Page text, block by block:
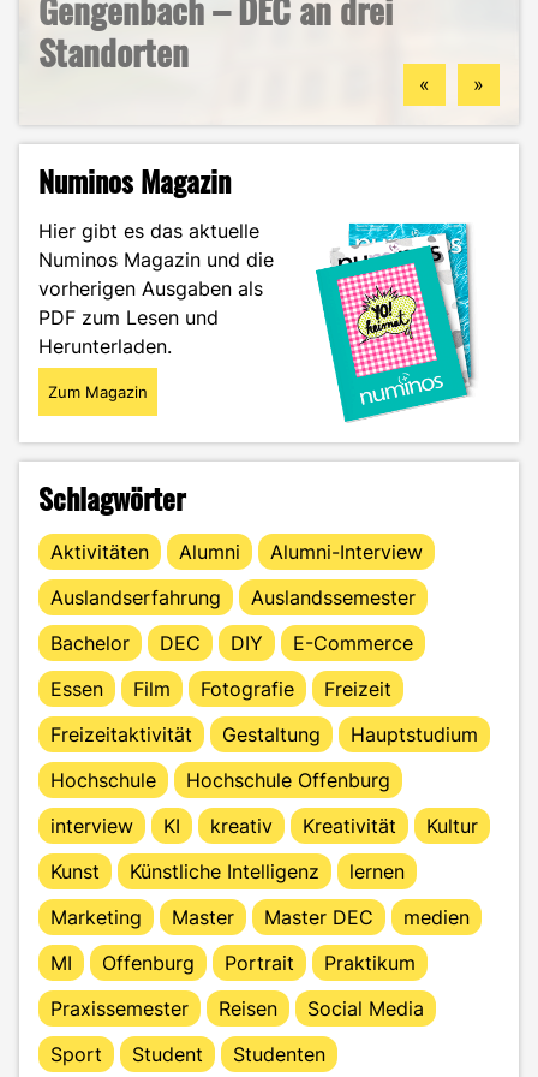
Standorten
könntest
Guide durch das Wintersemester
Zukunftspläne: Aylin im Portrait
« »
Numinos Magazin
Hier gibt es das aktuelle
Numinos Magazin und die
vorherigen Ausgaben als
PDF zum Lesen und
Herunterladen.
Zum Magazin
Schlagwörter
Aktivitäten Alumni
Alumni-Interview
Auslandserfahrung
Auslandssemester
Bachelor
DEC DIY
E-Commerce
Essen
Film Fotografie
Freizeit
Freizeitaktivität
Gestaltung
Hauptstudium
Hochschule
Hochschule Offenburg
interview
KI kreativ Kreativität
Kultur
Kunst
Künstliche Intelligenz
lernen
Marketing
Master Master DEC
medien
MI
Offenburg Portrait
Praktikum
Praxissemester
Reisen
Social Media
Sport
Student Studenten